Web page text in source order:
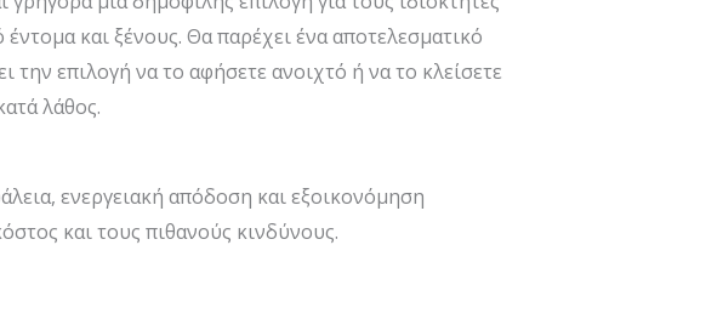
και ξένους. Θα παρέχει ένα αποτελεσματικό
επιλογή να το αφήσετε ανοιχτό ή να το κλείσετε
λάθος.
ενεργειακή απόδοση και εξοικονόμηση
και τους πιθανούς κινδύνους.